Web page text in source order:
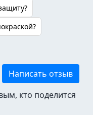
Написать отзыв
кто поделится